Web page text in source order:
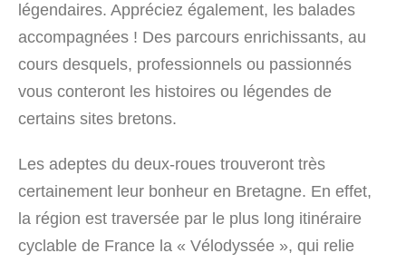
légendaires. Appréciez également, les balades
accompagnées ! Des parcours enrichissants, au
cours desquels, professionnels ou passionnés
vous conteront les histoires ou légendes de
certains sites bretons.
Les adeptes du deux-roues trouveront très
certainement leur bonheur en Bretagne. En effet,
la région est traversée par le plus long itinéraire
cyclable de France la « Vélodyssée », qui relie